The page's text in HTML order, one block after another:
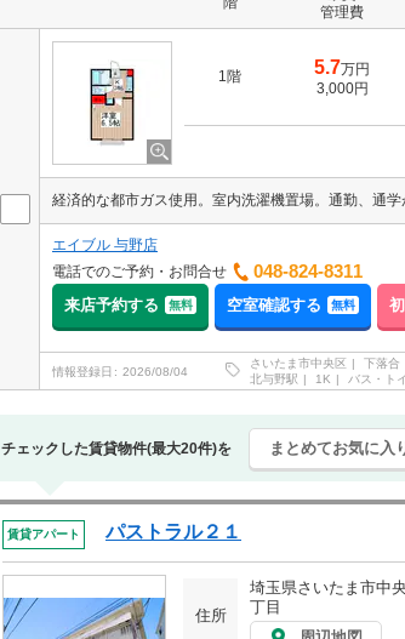
管理費
1階 5.7万円
3,000円
エイブル 与野店
電話でのご予約・お問合せ
048-824-8311
来店予約する 無料 空室確認する 無料
情報登録日 2026/08/04
さいたま市中央区 下落合
北与野駅
1K バス・ト
チェックした賃貸物件(最大20件)を まとめてお気に入
賃貸アパート パストラル２１
住所
埼玉県さいたま市中
丁目